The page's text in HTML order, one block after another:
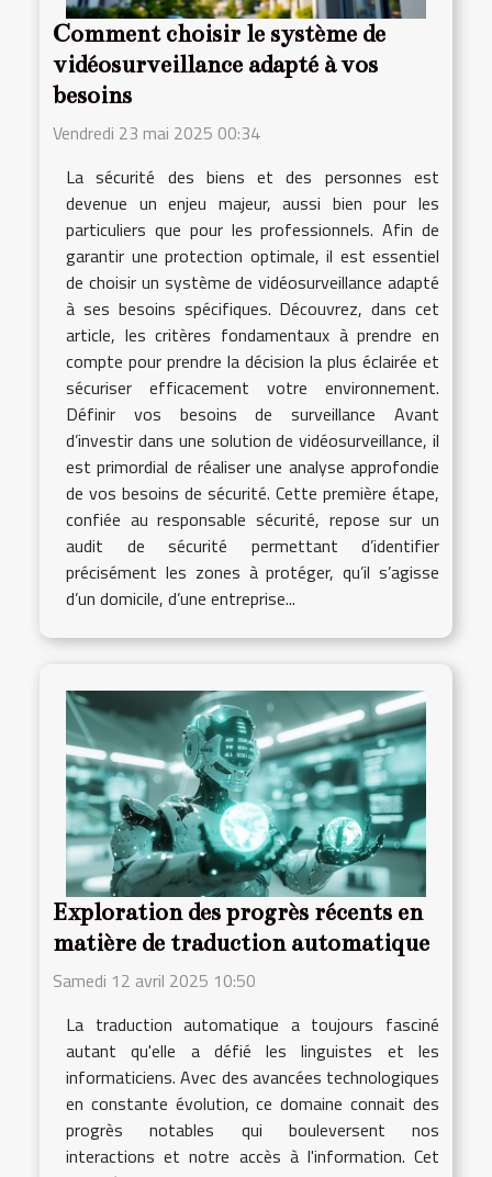
Comment choisir le système de
vidéosurveillance adapté à vos
besoins
Vendredi 23 mai 2025 00:34
La sécurité des biens et des personnes est
devenue un enjeu majeur, aussi bien pour les
particuliers que pour les professionnels. Afin de
garantir une protection optimale, il est essentiel
de choisir un système de vidéosurveillance adapté
à ses besoins spécifiques. Découvrez, dans cet
article, les critères fondamentaux à prendre en
compte pour prendre la décision la plus éclairée et
sécuriser efficacement votre environnement.
Définir vos besoins de surveillance Avant
d’investir dans une solution de vidéosurveillance, il
est primordial de réaliser une analyse approfondie
de vos besoins de sécurité. Cette première étape,
confiée au responsable sécurité, repose sur un
audit de sécurité permettant d’identifier
précisément les zones à protéger, qu’il s’agisse
d’un domicile, d’une entreprise...
Exploration des progrès récents en
matière de traduction automatique
Samedi 12 avril 2025 10:50
La traduction automatique a toujours fasciné
autant qu'elle a défié les linguistes et les
informaticiens. Avec des avancées technologiques
en constante évolution, ce domaine connait des
progrès notables qui bouleversent nos
interactions et notre accès à l'information. Cet